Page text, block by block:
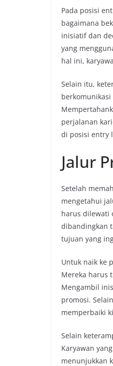
Pada posisi
bagaimana
inisiatif dan
yang
hal ini,
Selain itu,
perjalanan
di posisi entry
Jalur
Setelah
mengetahui
harus dilewati
dibandingkan
tujuan yang
Untuk naik ke
Mereka harus
Mengambil
promosi.
memperbaiki
Selain
Karyawan
menunjukkan